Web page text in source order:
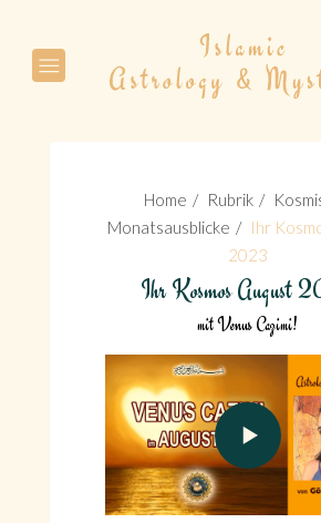
Home Rubrik
Monatsausblicke
Ihr
2023
Ihr Kosmos August
mit Venus Cazimi!